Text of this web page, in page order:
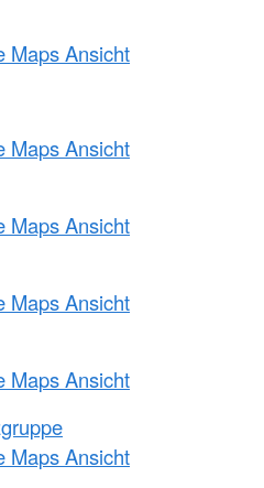
Maps Ansicht
Maps Ansicht
Maps Ansicht
Maps Ansicht
Maps Ansicht
Maps Ansicht